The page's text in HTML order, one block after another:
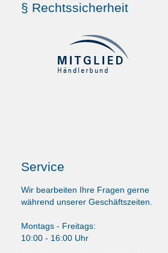
§ Rechtssicherheit
Service
Wir bearbeiten Ihre Fragen gerne
während unserer Geschäftszeiten.
Montags - Freitags:
10:00 - 16:00 Uhr